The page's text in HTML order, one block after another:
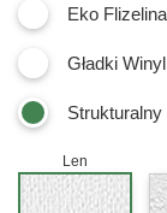
Eko Flizelina
Gładki
Strukturalny
Len